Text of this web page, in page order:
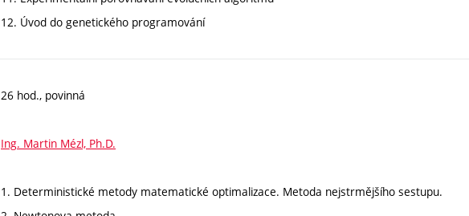
12. Úvod do genetického programování
26 hod., povinná
Ing. Martin Mézl, Ph.D.
1. Deterministické metody matematické optimalizace. Metoda nejstrmějšího sestupu.